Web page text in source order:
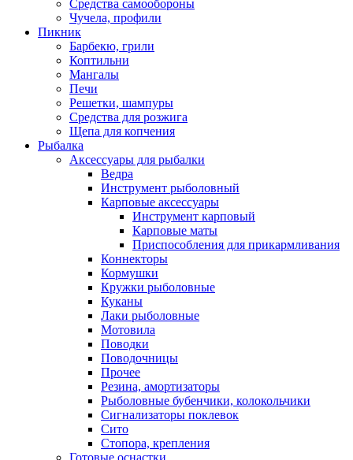
Средства самообороны
Чучела, профили
Пикник
Барбекю, грили
Коптильни
Мангалы
Печи
Решетки, шампуры
Средства для розжига
Щепа для копчения
Рыбалка
Аксессуары для рыбалки
Ведра
Инструмент рыболовный
Карповые аксессуары
Инструмент карповый
Карповые маты
Приспособления для прикармливания
Коннекторы
Кормушки
Кружки рыболовные
Куканы
Лаки рыболовные
Мотовила
Поводки
Поводочницы
Прочее
Резина, амортизаторы
Рыболовные бубенчики, колокольчики
Сигнализаторы поклевок
Сито
Стопора, крепления
Готовые оснастки